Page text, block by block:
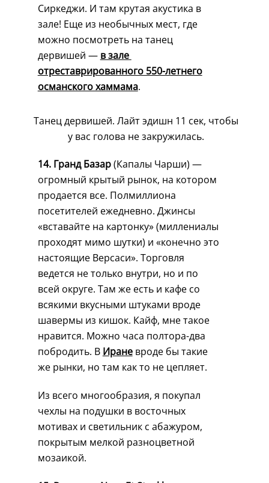
Сиркеджи. И там крутая акустика в
зале! Еще из необычных мест, где
можно посмотреть на танец
дервишей — в зале
отреставрированного 550-летнего
османского хаммама.
Танец дервишей. Лайт эдишн 11 сек, чтобы
у вас голова не закружилась.
14. Гранд Базар(Капалы Чарши) —
огромный крытый рынок, на котором
продается все. Полмиллиона
посетителей ежедневно. Джинсы
«вставайте на картонку» (миллениалы
проходят мимо шутки) и «конечно это
настоящие Версаси». Торговля
ведется не только внутри, но и по
всей округе. Там же есть и кафе со
всякими вкусными штуками вроде
шавермы из кишок. Кайф, мне такое
нравится. Можно часа полтора-два
побродить. В Ираневроде бы такие
же рынки, но там как то не цепляет.
Из всего многообразия, я покупал
чехлы на подушки в восточных
мотивах и светильник с абажуром,
покрытым мелкой разноцветной
мозаикой.